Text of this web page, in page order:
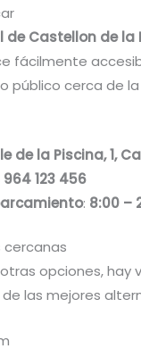
de Castellon de la
fácilmente
público cerca de
de la Piscina, 1,
123 456
: 8:00 –
cercanas
opciones, hay
las mejores